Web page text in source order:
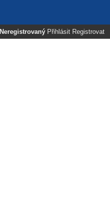
Neregistrovaný Přihlásit Registrovat